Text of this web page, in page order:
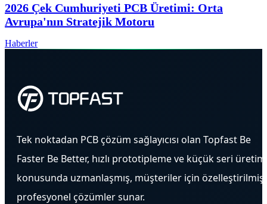
2026 Çek Cumhuriyeti PCB Üretimi: Orta
Avrupa'nın Stratejik Motoru
Haberler
Tek noktadan PCB çözüm sağlayıcısı olan Topfast Be
Faster Be Better, hızlı prototipleme ve küçük seri üretim
konusunda uzmanlaşmış, müşteriler için özelleştirilmiş
profesyonel çözümler sunar.